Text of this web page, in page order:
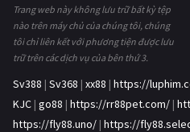
Trang web này không lưu trữ bất kỳ tệp
nào trên máy chủ của chúng tôi, chúng
tôi chỉ liên kết với phương tiện được lưu
trữ trên các dịch vụ của bên thứ 3.
Sv388 | Sv368 | xx88 | https://
KJC | go88 | https://rr88pet.com/ |
https://fly88.uno/ | https://